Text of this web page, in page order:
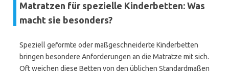
Matratzen für spezielle Kinderbetten: Was
macht sie besonders?
Speziell geformte oder maßgeschneiderte Kinderbetten
bringen besondere Anforderungen an die Matratze mit sich.
Oft weichen diese Betten von den üblichen Standardmaßen